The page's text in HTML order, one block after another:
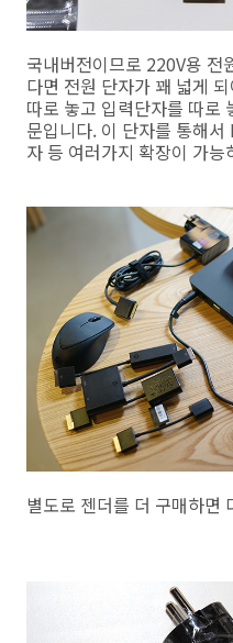
국내버전이므로 220V용 전
다면 전원 단자가 꽤 넓게
따로 놓고 입력단자를 따로
문입니다. 이 단자를 통해
자 등 여러가지 확장이 가
별도로 젠더를 더 구매하면